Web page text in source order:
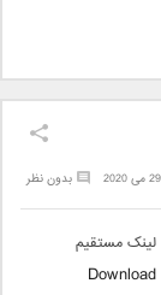
بدون نظر 29 می 2020
لینک مستقیم